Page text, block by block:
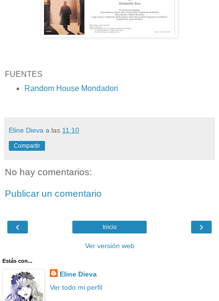
FUENTES
Random House Mondadori
Eline Dieva a las 11:10
Compartir
No hay comentarios:
Publicar un comentario
‹ ›
Inicio
Ver versión web
Estás con...
Eline Dieva
Ver todo mi perfil